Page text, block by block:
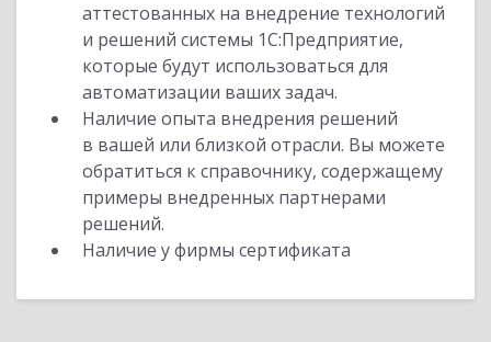
аттестованных на внедрение технологий
и решений системы 1С:Предприятие,
которые будут использоваться для
автоматизации ваших задач.
Наличие опыта внедрения решений
в вашей или близкой отрасли. Вы можете
обратиться к справочнику, содержащему
примеры внедренных партнерами
решений.
Наличие у фирмы сертификата